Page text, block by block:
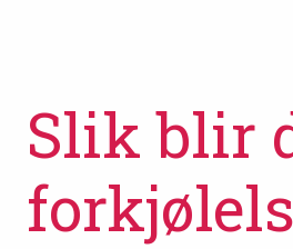
Slik blir